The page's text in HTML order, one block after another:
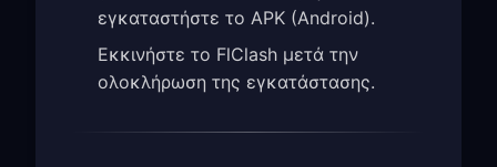
εγκαταστήστε το APK (Android).
Εκκινήστε το FlClash μετά την
ολοκλήρωση της εγκατάστασης.